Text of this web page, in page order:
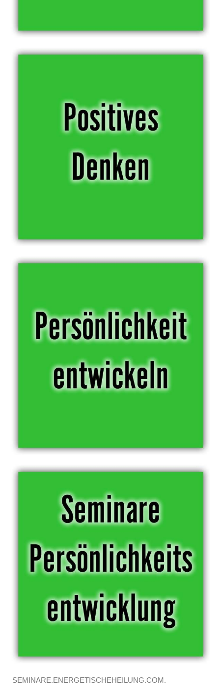
SEMINARE.ENERGETISCHEHEILUNG.COM.